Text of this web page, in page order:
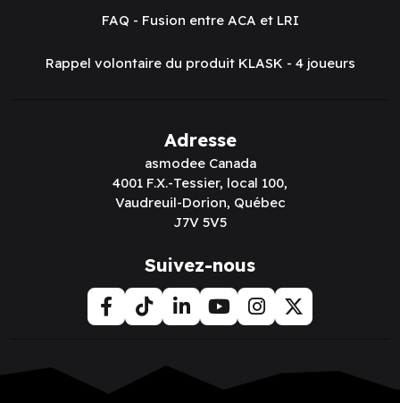
FAQ - Fusion entre ACA et LRI
Rappel volontaire du produit KLASK - 4 joueurs
Adresse
asmodee Canada
4001 F.X.-Tessier, local 100,
Vaudreuil-Dorion, Québec
J7V 5V5
Suivez-nous